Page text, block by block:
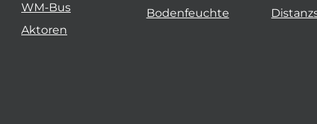
WM-Bus
Aktoren
Bodenfeuchte